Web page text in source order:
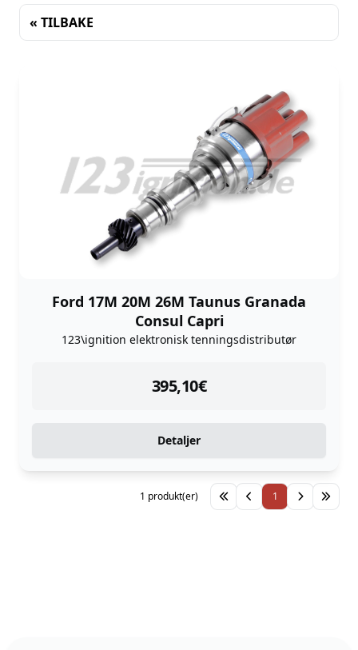
« TILBAKE
Ford 17M 20M 26M Taunus Granada
Consul Capri
123\ignition elektronisk tenningsdistributør
395,10€
instock
Detaljer
1
1 produkt(er)